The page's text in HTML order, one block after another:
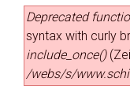
Studie
Deprecated
syntax with curly
include_once()
/webs/s/